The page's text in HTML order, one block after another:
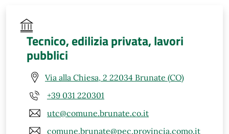
Tecnico, edilizia privata, lavori
pubblici
Via alla Chiesa, 2 22034 Brunate (CO)
+39 031 220301
utc@comune.brunate.co.it
comune.brunate@pec.provincia.como.it